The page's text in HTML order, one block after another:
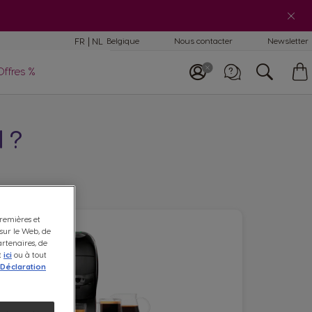
FR NL Belgique Nous contacter Newsletter
des
%
?
et
le Web, de
de
ici ou à tout
Déclaration